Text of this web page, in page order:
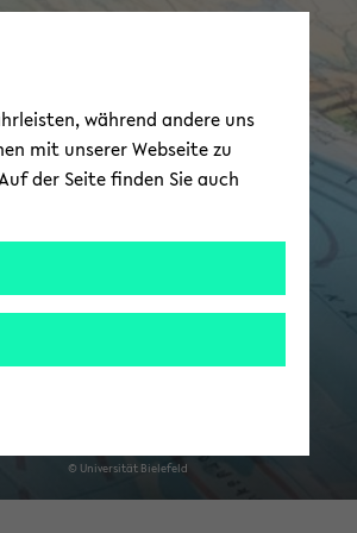
© Uni­ver­si­tät Bie­le­feld
während andere uns
mit unserer Webseite zu
der Seite finden Sie auch